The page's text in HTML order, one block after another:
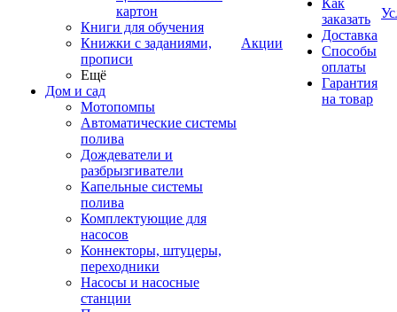
картон
Книги для обучения
Книжки с заданиями,
прописи
Ещё
Дом и сад
Мотопомпы
Автоматические системы
полива
Дождеватели и
разбрызгиватели
Капельные системы
полива
Комплектующие для
насосов
Коннекторы, штуцеры,
переходники
Насосы и насосные
станции
Акции
Как
заказать
Доставка
Способы
оплаты
Гарантия
на товар